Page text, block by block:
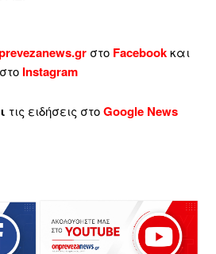
στο Facebookκαι
στο Instagram
τις ειδήσεις στοGoogle News